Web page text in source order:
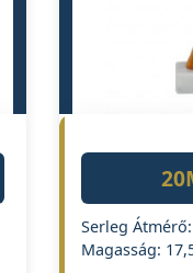
Serleg
Magasság: